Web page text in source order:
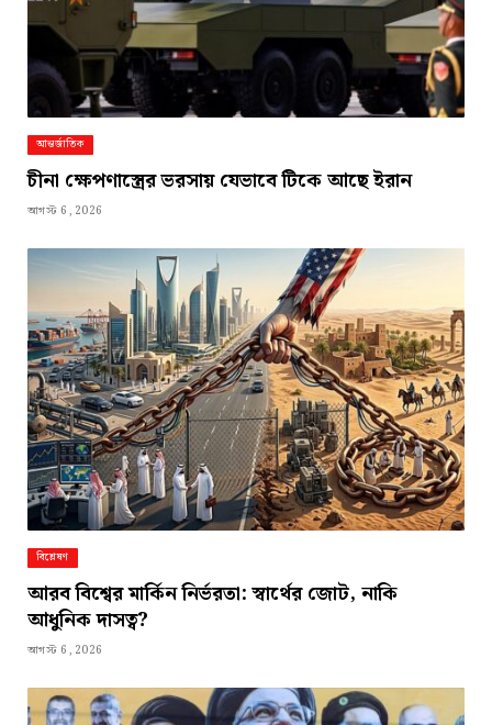
আন্তর্জাতিক
চীনা ক্ষেপণাস্ত্রের ভরসায় যেভাবে টিকে আছে ইরান
আগস্ট 6, 2026
বিশ্লেষণ
আরব বিশ্বের মার্কিন নির্ভরতা: স্বার্থের জোট, নাকি
আধুনিক দাসত্ব?
আগস্ট 6, 2026